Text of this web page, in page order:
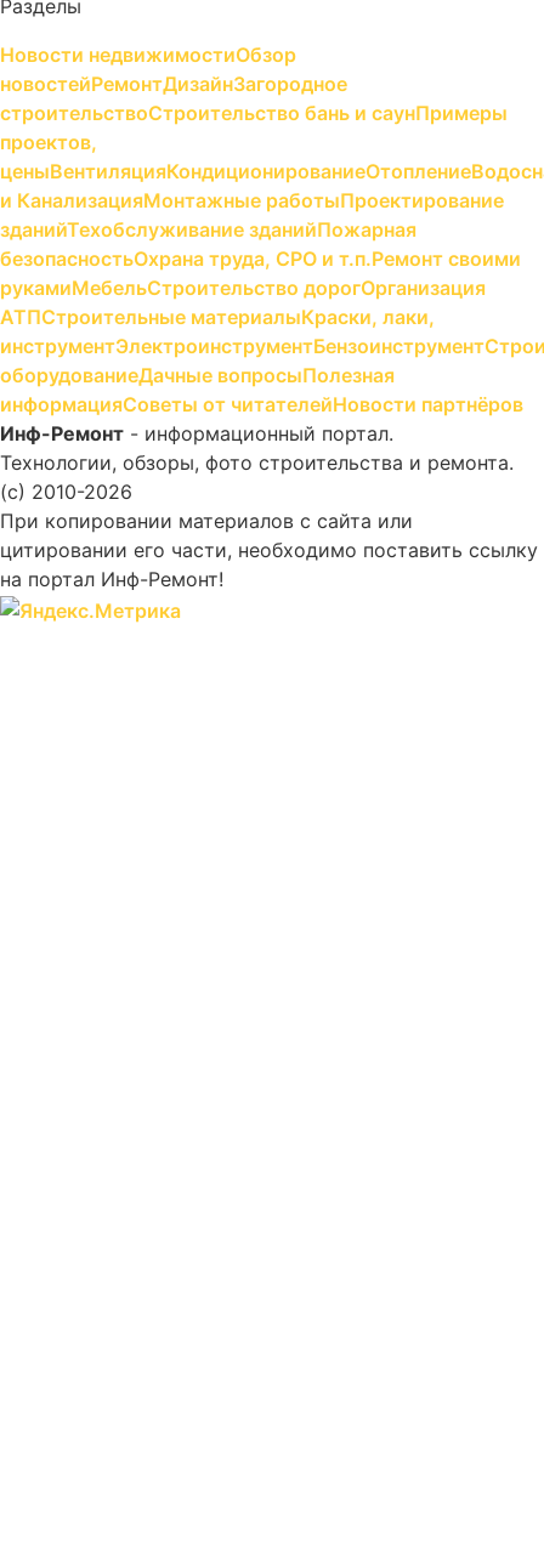
Разделы
Новости недвижимостиОбзор
новостейРемонтДизайнЗагородное
строительствоСтроительство бань и саунПримеры
проектов,
ценыВентиляцияКондиционированиеОтопление
и КанализацияМонтажные работыПроектирование
зданийТехобслуживание зданийПожарная
безопасностьОхрана труда, СРО и т.п.Ремонт своими
рукамиМебельСтроительство дорогОрганизация
АТПСтроительные материалыКраски, лаки,
инструментЭлектроинструментБензоинструмент
оборудованиеДачные вопросыПолезная
информацияСоветы от читателейНовости партнёров
Инф-Ремонт - информационный портал.
Технологии, обзоры, фото строительства и ремонта.
(c) 2010-2026
При копировании материалов с сайта или
цитировании его части, необходимо поставить ссылку
на портал Инф-Ремонт!